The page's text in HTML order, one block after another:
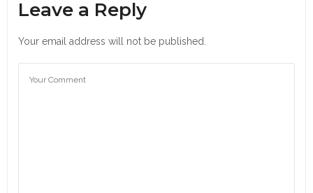
Leave a Reply
Your email address will not be published.